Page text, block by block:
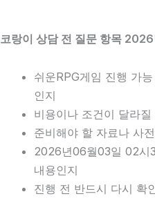
코랑이 상담 전 질문 항목
쉬운RPG게임 진행 가
인지
비용이나 조건이 달라
준비해야 할 자료나 사
2026년06월03일 02시
내용인지
진행 전 반드시 다시 확